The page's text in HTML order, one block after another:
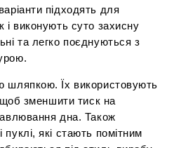
підходять для
і виконують суто захисну
та легко поєднуються з
шляпкою. Їх використовують
щоб зменшити тиск на
дна. Також
які стають помітним